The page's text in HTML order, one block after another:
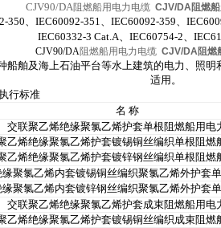
CJV90/DA阻燃船用电力电缆 CJV/DA阻燃
350、IEC60092-351、IEC60092-359、
IEC60332-3 Cat.A、IEC60754-2、
CJV90/DA阻燃船用电力电缆 CJV/DA阻燃
船舶及海上石油平台等水上建筑的电力、照
适用。
行标准
名 称
交联聚乙烯绝缘聚氯乙烯护套单根阻燃船用电
乙烯绝缘聚氯乙烯护套镀锡铜丝编织单根阻燃
乙烯绝缘聚氯乙烯护套镀锌钢丝编织单根阻燃
聚氯乙烯内套镀锡铜丝编织聚氯乙烯外护套
聚氯乙烯内套镀锌钢丝编织聚氯乙烯外护套
交联聚乙烯绝缘聚氯乙烯护套成束阻燃船用电
乙烯绝缘聚氯乙烯护套镀锡铜丝编织成束阻燃